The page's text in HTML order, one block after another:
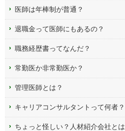
医師は年棒制が普通？
退職金って医師にもあるの？
職務経歴書ってなんだ？
常勤医か非常勤医か？
管理医師とは？
キャリアコンサルタントって何者？
ちょっと怪しい？人材紹介会社とは